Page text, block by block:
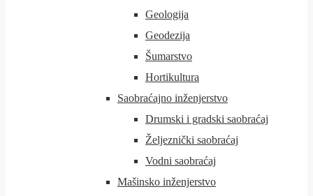
Geologija
Geodezija
Šumarstvo
Hortikultura
Saobraćajno inženjerstvo
Drumski i gradski saobraćaj
Željeznički saobraćaj
Vodni saobraćaj
Mašinsko inženjerstvo